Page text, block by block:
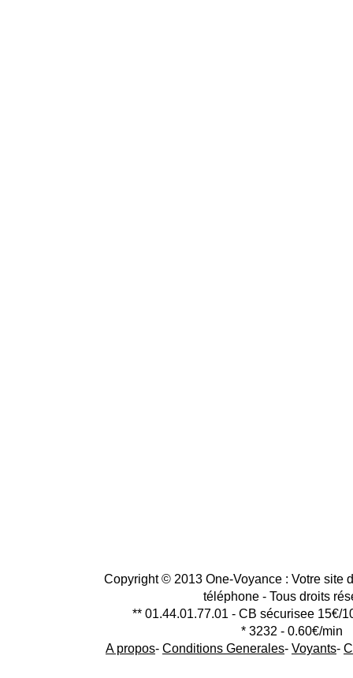
Copyright © 2013 One-Voyance : Votre site
téléphone - Tous droits
** 01.44.01.77.01 - CB sécurisee 15€/
* 3232 - 0.60€/min
A propos- Conditions Generales- Voyants-